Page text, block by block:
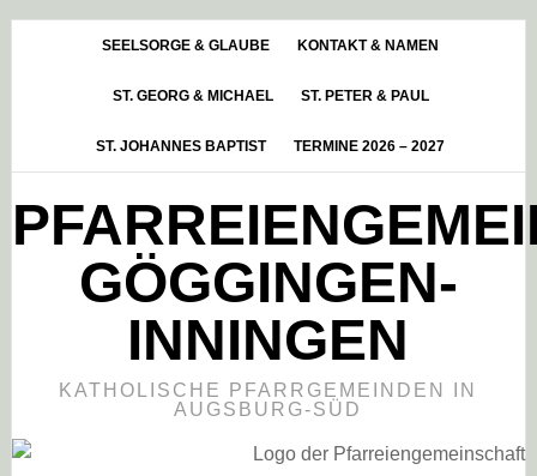
HauptsidebarSEELSORGE & GLAUBE KONTAKT & NAMEN
ST. GEORG & MICHAEL ST. PETER & PAUL
ST. JOHANNES BAPTIST TERMINE 2026 – 2027
GÖGGINGEN-
INNINGEN
KATHOLISCHE PFARRGEMEINDEN IN
AUGSBURG-SÜD